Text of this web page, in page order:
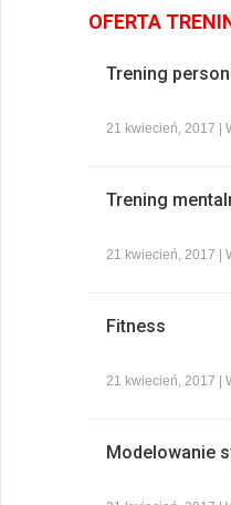
OFERTA
Trening
21 kwiecień, 2017 |
Trening
21 kwiecień, 2017 |
Fitness
21 kwiecień, 2017 |
Modelowanie